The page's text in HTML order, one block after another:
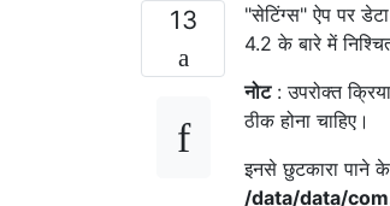
13
"सेटिंग्स" ऐप पर
4.2 के बारे में
नोट: उपरोक्त
ठीक होना चाहिए।
इनसे छुटकारा पाने
/data/data/